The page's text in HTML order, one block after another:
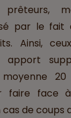
prêteurs,
par le fait
Ainsi,
faire face
de coups